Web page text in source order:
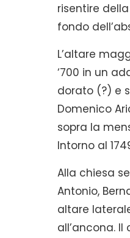
risentire
fondo
L’altare
‘700 in un
dorato (?) e
Domenico
sopra la
Intorno al
Alla chiesa
Antonio,
altare
all’ancona.